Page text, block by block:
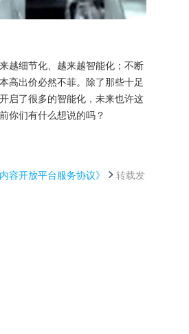
越细节化、越来越智能化；不断
高出价必然不菲。除了那些十足
启了很多的智能化，未来也许这
你们有什么想说的吗？
容开放平台服务协议》
转载发